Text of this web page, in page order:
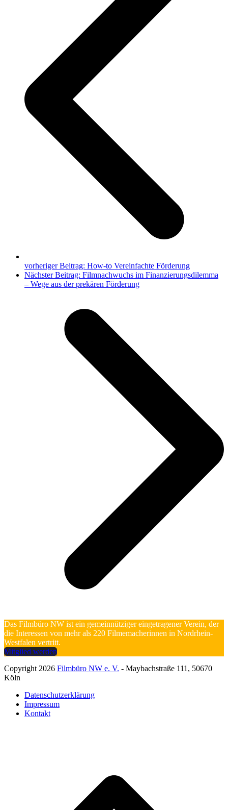
vorheriger Beitrag: How-to Vereinfachte Förderung
Nächster Beitrag: Filmnachwuchs im Finanzierungsdilemma
– Wege aus der prekären Förderung
Das Filmbüro NW ist ein gemeinnütziger eingetragener Verein, der
die Interessen von mehr als 220 Filmemacherinnen in Nordrhein-
Westfalen vertritt.
Mitglied werden
Copyright 2026 Filmbüro NW e. V. - Maybachstraße 111, 50670
Köln
Datenschutzerklärung
Impressum
Kontakt